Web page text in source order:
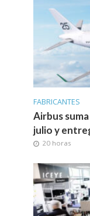
FABRICANTES
Airbus
julio y
20 horas